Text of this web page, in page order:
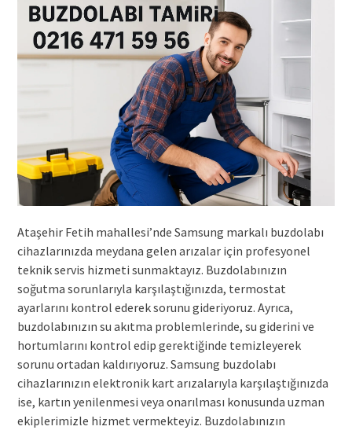
Ataşehir Fetih mahallesi’nde Samsung markalı buzdolabı
cihazlarınızda meydana gelen arızalar için profesyonel
teknik servis hizmeti sunmaktayız. Buzdolabınızın
soğutma sorunlarıyla karşılaştığınızda, termostat
ayarlarını kontrol ederek sorunu gideriyoruz. Ayrıca,
buzdolabınızın su akıtma problemlerinde, su giderini ve
hortumlarını kontrol edip gerektiğinde temizleyerek
sorunu ortadan kaldırıyoruz. Samsung buzdolabı
cihazlarınızın elektronik kart arızalarıyla karşılaştığınızda
ise, kartın yenilenmesi veya onarılması konusunda uzman
ekiplerimizle hizmet vermekteyiz. Buzdolabınızın